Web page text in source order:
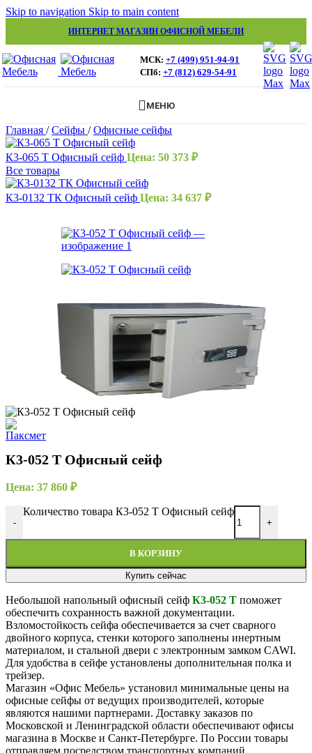
Skip to navigation Skip to main content
ИНТЕРНЕТ МАГАЗИН ОФИСНОЙ МЕБЕЛИ
МСК: +7 (499) 951-94-91
СПб: +7 (812) 629-54-91
МЕНЮ
Главная / Сейфы / Офисные сейфы
К3-065 Т Офисный сейф Цена: 50 373 ₽
Все товары
К3-0132 ТК Офисный сейф Цена: 34 637 ₽
К3-052 Т Офисный сейф
Цена: 37 860 ₽
-
Количество товара К3-052 Т Офисный сейф
+
В КОРЗИНУ
Купить сейчас
Небольшой напольный офисный сейф К3-052 Т поможет
обеспечить сохранность важной документации.
Взломостойкость сейфа обеспечивается за счет сварного
двойного корпуса, стенки которого заполнены инертным
материалом, и стальной двери с электронным замком CAWI.
Для удобства в сейфе установлены дополнительная полка и
трейзер.
Магазин «Офис Мебель» установил минимальные цены на
офисные сейфы от ведущих производителей, которые
являются нашими партнерами. Доставку заказов по
Московской и Ленинградской области обеспечивают офисы
магазина в Москве и Санкт-Петербурге. По России товары